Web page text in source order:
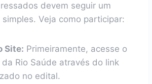
devem seguir um
Veja como participar:
Site: Primeiramente, acesse o
Rio Saúde através do link
no edital.